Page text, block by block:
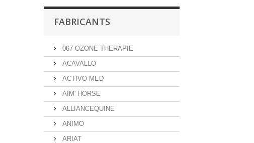
FABRICANTS
067 OZONE THERAPIE
ACAVALLO
ACTIVO-MED
AIM' HORSE
ALLIANCEQUINE
ANIMO
ARIAT